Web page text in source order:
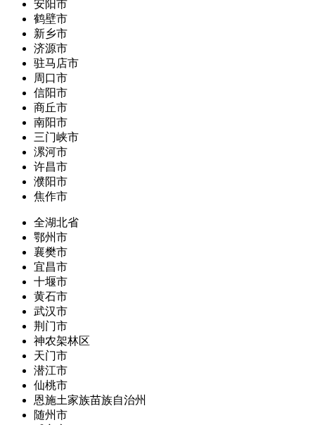
安阳市
鹤壁市
新乡市
济源市
驻马店市
周口市
信阳市
商丘市
南阳市
三门峡市
漯河市
许昌市
濮阳市
焦作市
全湖北省
鄂州市
襄樊市
宜昌市
十堰市
黄石市
武汉市
荆门市
神农架林区
天门市
潜江市
仙桃市
恩施土家族苗族自治州
随州市